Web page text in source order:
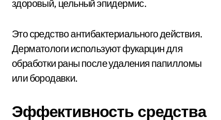
здоровый, цельный эпидермис.
Это средство антибактериального действия.
Дерматологи используют фукарцин для
обработки раны после удаления папилломы
или бородавки.
Эффективность средства